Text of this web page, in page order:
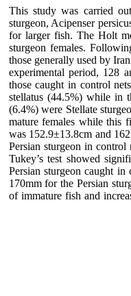
This study was carried
sturgeon, Acipenser
for larger fish. The Holt
sturgeon females.
those generally used by
experimental period, 128
those caught in control
stellatus (44.5%) while in
(6.4%) were Stellate
mature females while this
was 152.9±13.8cm and
Persian sturgeon in
Tukey’s test showed
Persian sturgeon caught
170mm for the Persian
of immature fish and